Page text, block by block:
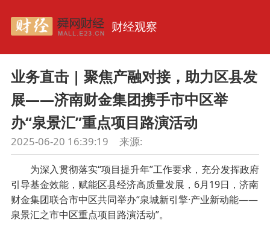
财经观察
业务直击 | 聚焦产融对接，助力区县发
展——济南财金集团携手市中区举
办“泉景汇”重点项目路演活动
2025-06-20 16:39:19 来源:
为深入贯彻落实“项目提升年”工作要求，充分发挥政府
引导基金效能，赋能区县经济高质量发展，6月19日，济南
财金集团联合市中区共同举办“泉城新引擎·产业新动能——
泉景汇之市中区重点项目路演活动”。